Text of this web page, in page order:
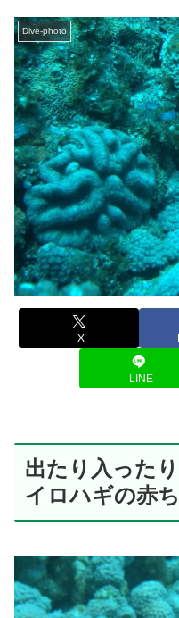
Dive-photo
X
LINE
出たり入った
イロハギの赤